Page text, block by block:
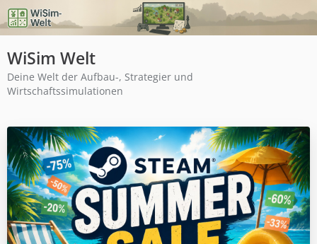
WiSim Welt
Deine Welt der Aufbau-, Strategier und
Wirtschaftssimulationen